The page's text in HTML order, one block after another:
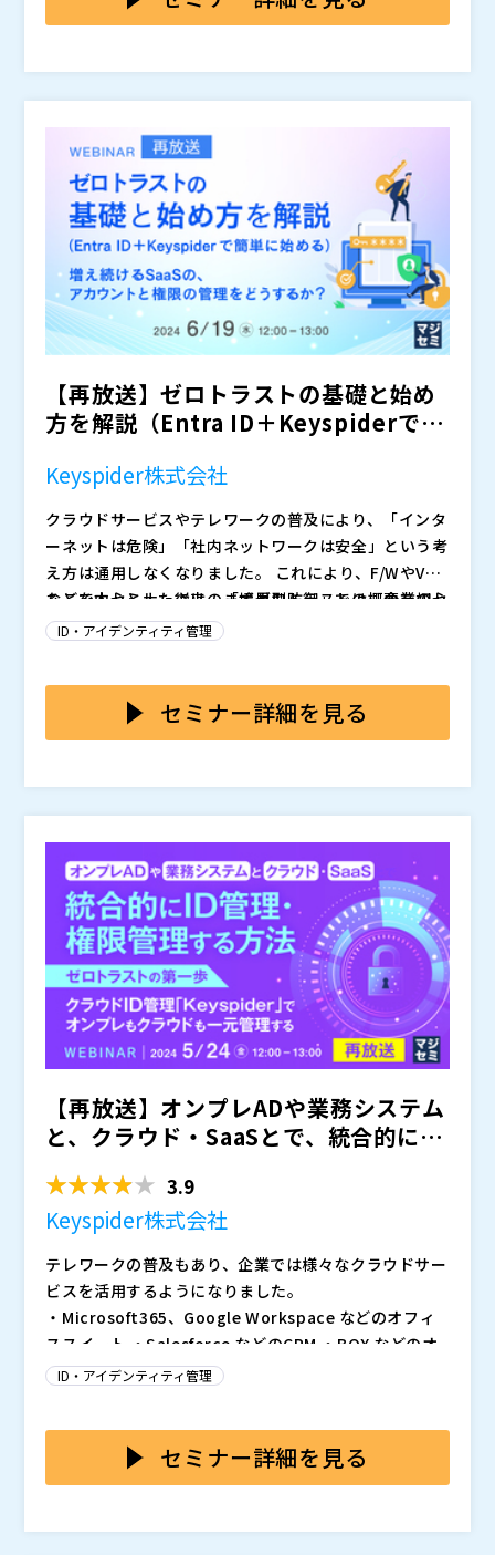
orce などのCRM ・BOX などのオンラインストレージ
ャット ・Zoom、Teams などのビデオ会議 ・サイボウ
ズ、Kintone などのグループウェアやWebデータベー
ス ・コンカー、楽々精算、マネーフォワード などの経
費精算 ・ジョブカン、KING OF TIME などの勤怠管理
また、従来のオンプレミスの社内システム、業務システ
ムも当然残っています。
このような状況の中、ゼロトラストの第一歩は、全Saa
統合（シングルサインオン）するところから始まりま
す。
具体的には、入社した社員のアカウントの生成、人事異
動などによる所属や権限の変更、退職した社員のアカウ
ント削除などを、タイムリーに行う必要があります。ま
た、必要な社員に、適切なライセンスを付与する必要が
あります。さらに、このように管理されたアカウント
（ID）や権限に従って、認証を行って行きます。当然な
がら、オンプレミスのシステムについても同様です。
本セミナーでは、多くの企業が導入済みのM365/Entra
ID（旧AzureAD）（＋Keyspider）を使って簡単にゼ
ロトラストを始める方法について解説します。
Keyspider株式会社（）
アイシーティーリンク株式会社（
株式会社アクシオ（ ）
かもめエンジニアリング株式会社（）
株式会社オープンソース活用研究所（） マジセミ株式
会社（） ※共催、協賛、協力、講演企業は将来的に追
加、削除される可能性があります。
【再放送】ゼロトラストの基礎と始め
方を解説（Entra ID＋Keyspiderで簡
Keyspider株式会社
クラウドサービスやテレワークの普及により、「インタ
ーネットは危険」「社内ネットワークは安全」という考
え方は通用しなくなりました。 これにより、F/WやVPN
などを中心とした従来の「境界型防御」では、企業のセ
キュリティを確保できなくなっています。 代わりに注
そこで本セミナーでは、まずゼロトラストの概要を初心
者向けに分かりやすく解説します。
Google Workspace などのオフィススイート ・Salesf
orce などのCRM ・BOX などのオンラインストレージ
ャット ・Zoom、Teams などのビデオ会議 ・サイボウ
ズ、Kintone などのグループウェアやWebデータベー
ス ・コンカー、楽々精算、マネーフォワード などの経
費精算 ・ジョブカン、KING OF TIME などの勤怠管理
また、従来のオンプレミスの社内システム、業務システ
ムも当然残っています。
このような状況の中、ゼロトラストの第一歩は、全Saa
統合（シングルサインオン）するところから始まりま
す。
具体的には、入社した社員のアカウントの生成、人事異
動などによる所属や権限の変更、退職した社員のアカウ
ント削除などを、タイムリーに行う必要があります。ま
た、必要な社員に、適切なライセンスを付与する必要が
あります。さらに、このように管理されたアカウント
（ID）や権限に従って、認証を行って行きます。当然な
がら、オンプレミスのシステムについても同様です。
本セミナーでは、多くの企業が導入済みのM365/Entra
ID（旧AzureAD）（＋Keyspider）を使って簡単にゼ
ロトラストを始める方法について解説します。
Keyspider株式会社（）
アイシーティーリンク株式会社（）
株式会社アクシオ（）
かもめエンジニアリング株式会社（）
株式会社オープンソース活用研究所（） マジセミ株式
会社（） ※共催、協賛、協力、講演企業は将来的に追
加、削除される可能性があります。
ID・アイデンティティ管理
セミナー詳細を見る
【再放送】オンプレADや業務システム
と、クラウド・SaaSとで、統合的にID
3.9
Keyspider株式会社
テレワークの普及もあり、企業では様々なクラウドサー
ビスを活用するようになりました。
・Microsoft365、Google Workspace などのオフィ
ススイート ・Salesforce などのCRM ・BOX などのオ
ンラインストレージ ・Slack、LINEWORKS、ChatWo
アやWebデータベース ・コンカー、楽々精算、マネー
フォワード などの経費精算 ・ジョブカン、KING OF TI
このような状況の中、人事情報やADなどを元に、全て
のクラウドサービスのアカウントや権限を管理する必要
の生成、人事異動などによる所属や権限の変更、退職し
当然ながら、オンプレミスのシステムについても同様で
ID・アイデンティティ管理
セミナー詳細を見る